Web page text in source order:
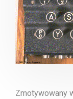
Zmotywowany